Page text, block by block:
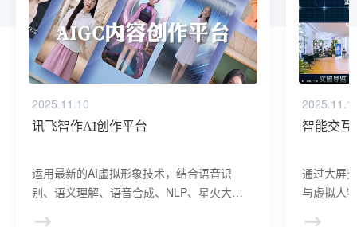
2025.11.10
讯飞智作AI创作平台
运用最新的AI虚拟形象技术，结合语音识
别、语义理解、语音合成、NLP、星火大模
智能交互
通过大屏
与虚拟人